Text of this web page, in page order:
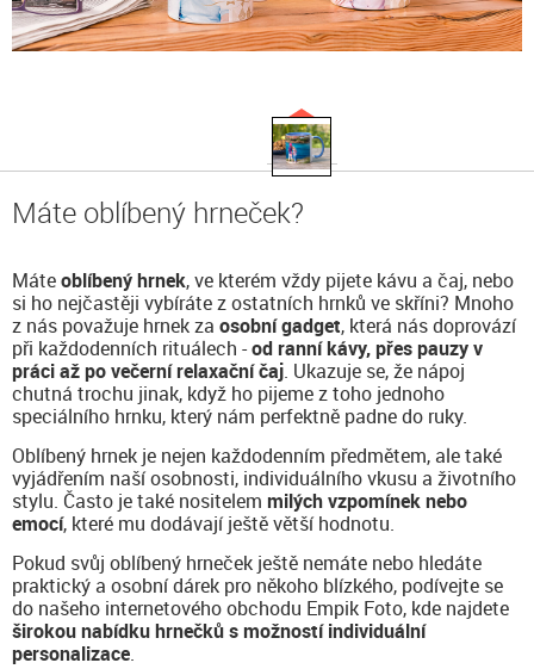
Máte oblíbený hrneček?
Máteoblíbený hrnek, ve kterém vždy pijete kávu a čaj, nebo
si ho nejčastěji vybíráte z ostatních hrnků ve skříni? Mnoho
z nás považuje hrnek za osobní gadget, která nás doprovází
při každodenních rituálech -od ranní kávy, přes pauzy v
práci až po večerní relaxační čaj. Ukazuje se, že nápoj
chutná trochu jinak, když ho pijeme z toho jednoho
speciálního hrnku, který nám perfektně padne do ruky.
Oblíbený hrnek je nejen každodenním předmětem, ale také
vyjádřením naší osobnosti, individuálního vkusu a životního
stylu. Často je také nositelem milých vzpomínek nebo
emocí, které mu dodávají ještě větší hodnotu.
Pokud svůj oblíbený hrneček ještě nemáte nebo hledáte
praktický a osobní dárek pro někoho blízkého, podívejte se
do našeho internetového obchodu Empik Foto, kde najdete
širokou nabídku hrnečků s možností individuální
personalizace.